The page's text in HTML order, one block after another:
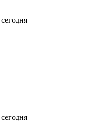
сегодня
сегодня